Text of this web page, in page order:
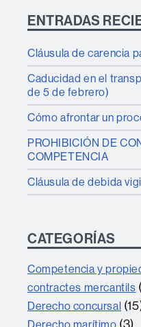
ENTRADAS
Cláusula de carencia
Caducidad en el
de 5 de febrero)
Cómo afrontar un
PROHIBICIÓN DE
COMPETENCIA
Cláusula de debida
CATEGORÍAS
Competencia y
contractes mercantils
Derecho concursal
Derecho marítimo (3)